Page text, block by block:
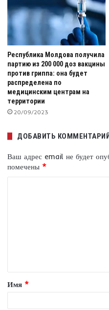
Республика Молдова получила
партию из 200 000 доз вакцины
против гриппа: она будет
распределена по
медицинским центрам на
территории
20/09/2023
ДОБАВИТЬ
Ваш адрес email не будет
помечены *
т
а
Имя *